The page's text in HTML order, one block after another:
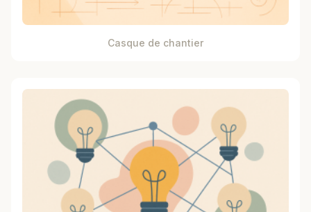
Casque de chantier